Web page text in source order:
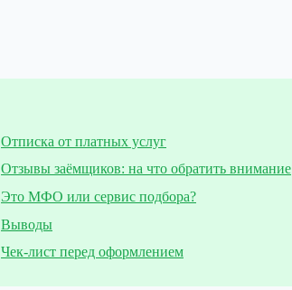
Отписка от платных услуг
Отзывы заёмщиков: на что обратить внимание
Это МФО или сервис подбора?
Выводы
Чек-лист перед оформлением